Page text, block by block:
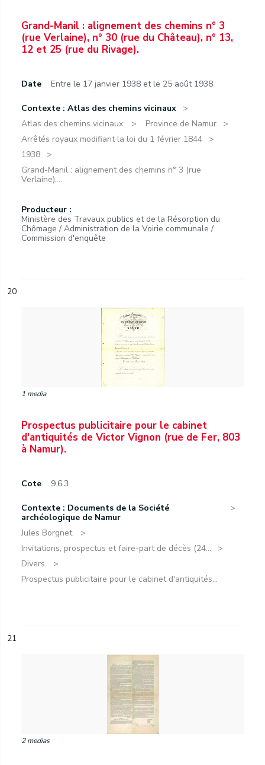
Grand-Manil : alignement des chemins n° 3
(rue Verlaine), n° 30 (rue du Château), n° 13,
12 et 25 (rue du Rivage).
Date Entre le 17 janvier 1938 et le 25 août 1938
Contexte : Atlas des chemins vicinaux
Atlas des chemins vicinaux.
Province de Namur
Arrêtés royaux modifiant la loi du 1 février 1844
1938
Grand-Manil : alignement des chemins n° 3 (rue
Verlaine),...
Producteur :
Ministère des Travaux publics et de la Résorption du
Chômage / Administration de la Voirie communale /
Commission d'enquête
20
1 media
Prospectus publicitaire pour le cabinet
d'antiquités de Victor Vignon (rue de Fer, 803
à Namur).
Cote 9.6.3
Contexte : Documents de la Société
archéologique de Namur
Jules Borgnet.
Invitations, prospectus et faire-part de décès (24...
Divers.
Prospectus publicitaire pour le cabinet d'antiquités...
21
2 medias